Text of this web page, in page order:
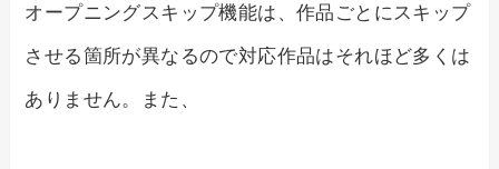
オープニングスキップ機能は、作品ごとにスキップ
させる箇所が異なるので対応作品はそれほど多くは
ありません。また、